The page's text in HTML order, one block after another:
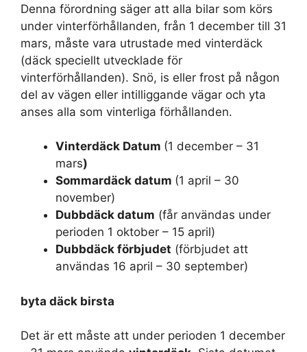
Denna förordning säger att alla bilar som körs
under vinterförhållanden, från 1 december till 31
mars, måste vara utrustade med vinterdäck
(däck speciellt utvecklade för
vinterförhållanden). Snö, is eller frost på någon
del av vägen eller intilliggande vägar och yta
anses alla som vinterliga förhållanden.
Vinterdäck Datum (1 december – 31
mars)
Sommardäck datum (1 april – 30
november)
Dubbdäck datum (får användas under
perioden 1 oktober – 15 april)
Dubbdäck förbjudet (förbjudet att
användas 16 april – 30 september)
byta däck birsta
Det är ett måste att under perioden 1 december